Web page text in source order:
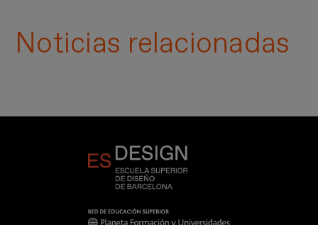
Noticias relacionadas